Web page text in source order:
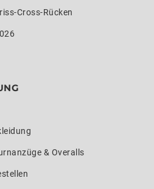
Cross-Rücken
& Overalls